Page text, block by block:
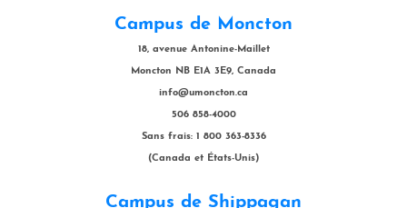
Campus de Moncton
18, avenue Antonine-Maillet
Moncton NB E1A 3E9, Canada
info@umoncton.ca
506 858-4000
Sans frais: 1 800 363-8336
(Canada et États-Unis)
Campus de Shippagan